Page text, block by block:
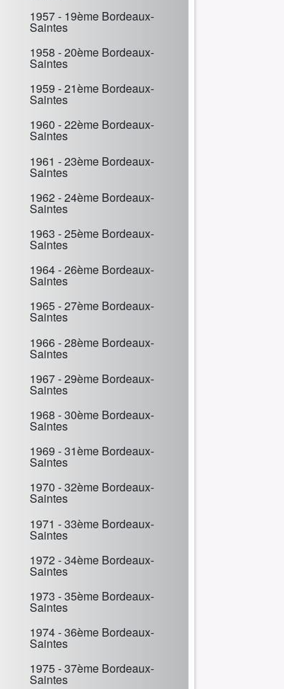
1957 - 19ème Bordeaux-
Saintes
1958 - 20ème Bordeaux-
Saintes
1959 - 21ème Bordeaux-
Saintes
1960 - 22ème Bordeaux-
Saintes
1961 - 23ème Bordeaux-
Saintes
1962 - 24ème Bordeaux-
Saintes
1963 - 25ème Bordeaux-
Saintes
1964 - 26ème Bordeaux-
Saintes
1965 - 27ème Bordeaux-
Saintes
1966 - 28ème Bordeaux-
Saintes
1967 - 29ème Bordeaux-
Saintes
1968 - 30ème Bordeaux-
Saintes
1969 - 31ème Bordeaux-
Saintes
1970 - 32ème Bordeaux-
Saintes
1971 - 33ème Bordeaux-
Saintes
1972 - 34ème Bordeaux-
Saintes
1973 - 35ème Bordeaux-
Saintes
1974 - 36ème Bordeaux-
Saintes
1975 - 37ème Bordeaux-
Saintes